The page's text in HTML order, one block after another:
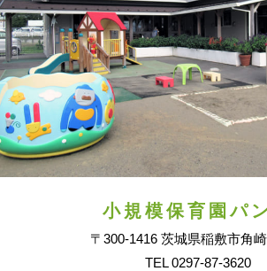
小規模保育園パ
〒300-1416 茨城県稲敷市角
TEL 0297-87-3620